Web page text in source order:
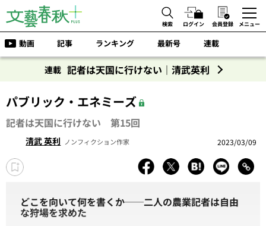
検索 ログイン 会員登録 メニュー
動画 記事 ランキング 最新号 連載
連載 記者は天国に行けない｜清武英利
パブリック・エネミーズ
記者は天国に行けない 第15回
清武 英利 ノンフィクション作家 2023/03/09
どこを向いて何を書くか──二人の農業記者は自由
な狩場を求めた